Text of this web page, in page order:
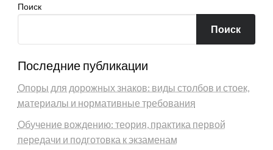
Поиск
Поиск
Последние публикации
Опоры для дорожных знаков: виды столбов и стоек,
материалы и нормативные требования
Обучение вождению: теория, практика первой
передачи и подготовка к экзаменам